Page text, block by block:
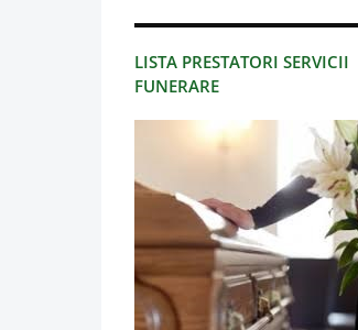
LISTA PRESTATORI SERVICII
FUNERARE